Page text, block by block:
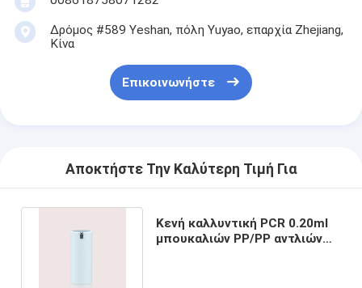
Δρόμος #589 Yeshan, πόλη Yuyao, επαρχία Zhejiang,
Κίνα
Επικοινωνήστε
Αποκτήστε Την Καλύτερη Τιμή Για
Κενή καλλυντική PCR 0.20ml
μπουκαλιών PP/PP αντλιών